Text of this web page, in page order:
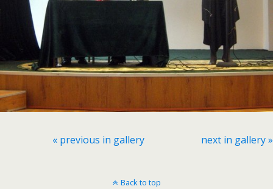
« previous in gallery next in gallery »
Back to top